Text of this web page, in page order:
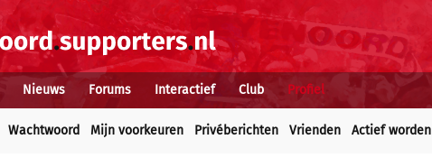
Nieuws Forums Interactief Club Profiel
Wachtwoord Mijn voorkeuren Privéberichten Vrienden Actief worden